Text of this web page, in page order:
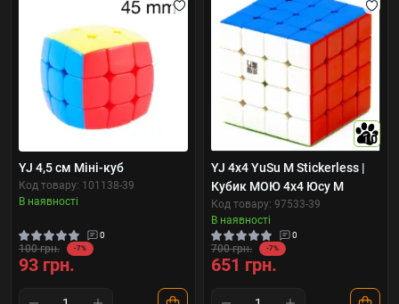
YJ 4,5 см Міні-куб
Код товару: 101138-39
В наявності
0
100 грн. -7%
93 грн.
10
YJ 4x4 YuSu M Stickerless |
Кубик МОЮ 4x4 Юсу M
Код товару: 97533-39
В наявності
0
700 грн. -7%
651 грн.